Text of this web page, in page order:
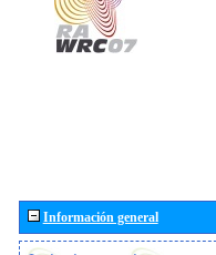
Información general